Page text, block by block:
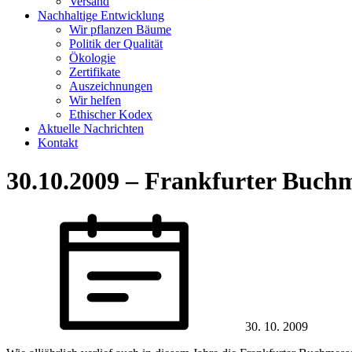
Nachhaltige Entwicklung
Wir pflanzen Bäume
Politik der Qualität
Ökologie
Zertifikate
Auszeichnungen
Wir helfen
Ethischer Kodex
Aktuelle Nachrichten
Kontakt
30.10.2009 – Frankfurter
30. 10. 2009